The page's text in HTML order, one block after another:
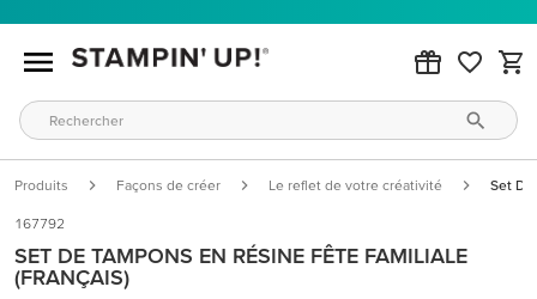
Produits Façons de créer Le reflet de votre créativité Set De
167792
SET DE TAMPONS EN RÉSINE FÊTE FAMILIALE
(FRANÇAIS)